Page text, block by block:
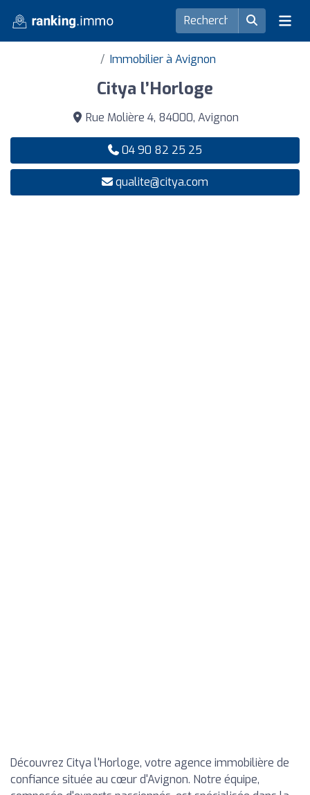
Immobilier à Avignon
Citya l’Horloge
Rue Molière 4, 84000, Avignon
04 90 82 25 25
qualite@citya.com
Découvrez Citya l'Horloge, votre agence immobilière de
confiance située au cœur d'Avignon. Notre équipe,